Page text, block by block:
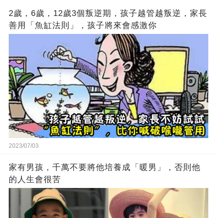
2歲，6歲，12歲3個叛逆期，孩子越管越叛逆，家長
善用「魚缸法則」，孩子將來會感激你
2023/07/03
家有男孩，千萬不要將他培養成「暖男」，否則他
的人生會很苦